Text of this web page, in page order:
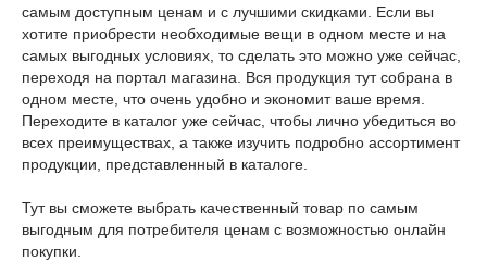
самым доступным ценам и с лучшими скидками. Если вы
хотите приобрести необходимые вещи в одном месте и на
самых выгодных условиях, то сделать это можно уже сейчас,
переходя на портал магазина. Вся продукция тут собрана в
одном месте, что очень удобно и экономит ваше время.
Переходите в каталог уже сейчас, чтобы лично убедиться во
всех преимуществах, а также изучить подробно ассортимент
продукции, представленный в каталоге.
Тут вы сможете выбрать качественный товар по самым
выгодным для потребителя ценам с возможностью онлайн
покупки.